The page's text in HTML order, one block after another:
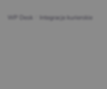
WP Desk Integracje kurierskie